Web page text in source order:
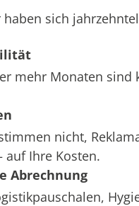
sich
mehr Monaten
nicht,
auf Ihre Kosten.
Abrechnung